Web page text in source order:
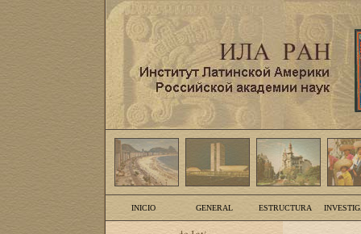
INICIO GENERAL ESTRUCTURA